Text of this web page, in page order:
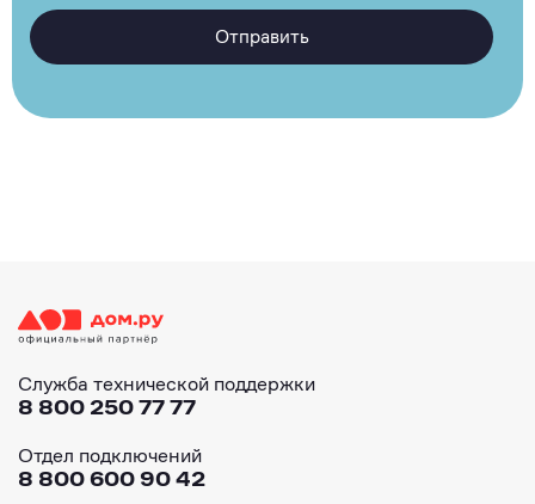
Отправить
Служба технической поддержки
8 800 250 77 77
Отдел подключений
8 800 600 90 42